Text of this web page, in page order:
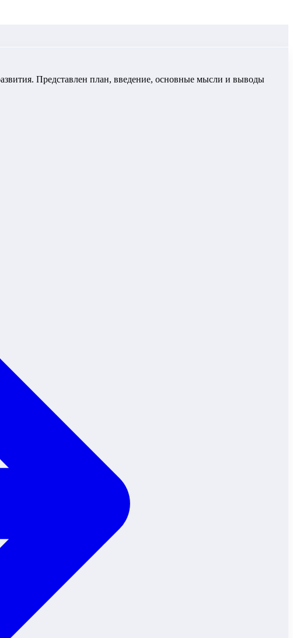
Представлен план, введение, основные мысли и выводы